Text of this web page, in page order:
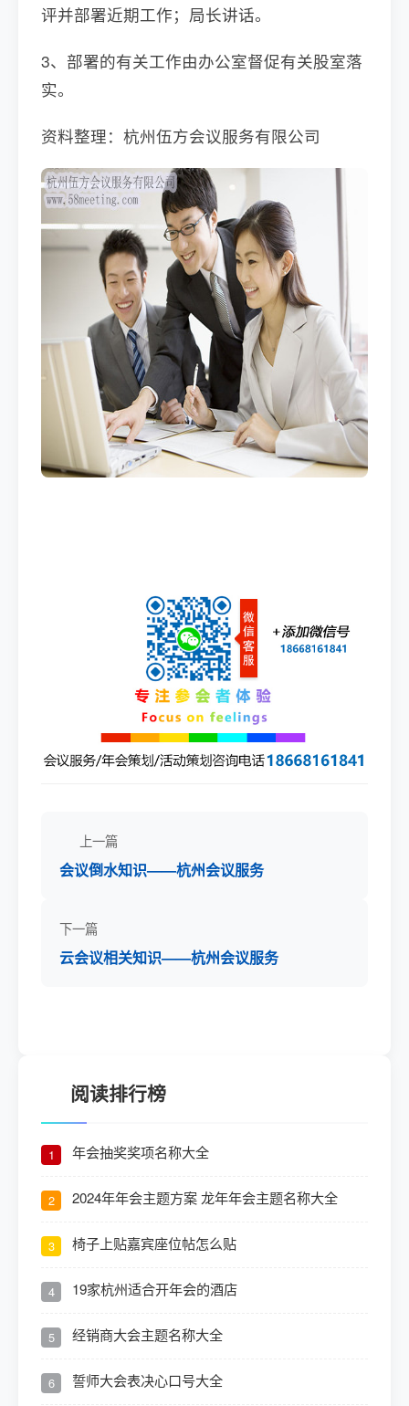
评并部署近期工作；局长讲话。
3、部署的有关工作由办公室督促有关股室落
实。
资料整理：杭州伍方会议服务有限公司
上一篇
会议倒水知识——杭州会议服务
下一篇
云会议相关知识——杭州会议服务
阅读排行榜
1 年会抽奖奖项名称大全
2 2024年年会主题方案 龙年年会主题名称大全
3 椅子上贴嘉宾座位帖怎么贴
4 19家杭州适合开年会的酒店
5 经销商大会主题名称大全
6 誓师大会表决心口号大全